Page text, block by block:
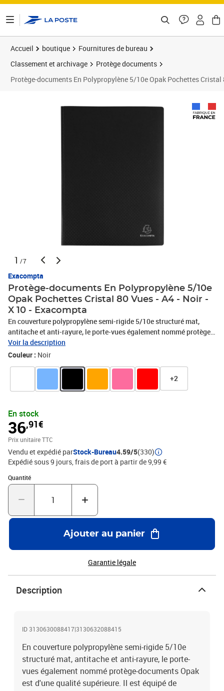
Accueil boutique
Fournitures de bureau
Classement et archivage
Protège documents
Protège-documents En Polypropylène 5/10e Opak Pochettes Cristal
1 /7
Exacompta
Protège-documents En Polypropylène 5/10e
Opak Pochettes Cristal 80 Vues - A4 - Noir -
X 10 - Exacompta
En couverture polypropylène semi-rigide 5/10e structuré mat,
antitache et anti-rayure, le porte-vues également nommé protège-
documents Opak est d'une qualité supérieure. Il est équipé de
pochettes cristal, haute transparence pour une lecture parfaite des
transporter, léger et résistant, il est très pratique pour protéger les
documents et les garder en main, au sec en toute situation. Pour
choisir votre protège-documents, identifiez le nombre de pages de
= 2 vues (recto et verso).
Voir la description
Couleur : Noir
+2
En stock
36,91€
Prix unitaire TTC
Vendu et expédié parStock-Bureau4.59/5(330)
Expédié sous 9 jours, frais de port à partir de 9,99 €
Quantité
Quantité : 1
Ajouter au panier
Garantie légale
Description
ID 3130630088417|3130632088415
En couverture polypropylène semi-rigide 5/10e
structuré mat, antitache et anti-rayure, le porte-
vues également nommé protège-documents Opak
est d'une qualité supérieure. Il est équipé de